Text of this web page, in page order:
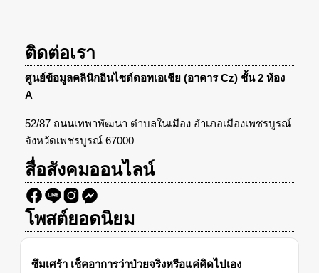
ติดต่อเรา
ศูนย์ข้อมูลคลินิกอินไซด์ดอทเอเชีย (อาคาร Cz) ชั้น 2 ห้อง
A
52/87 ถนนเทพาพัฒนา ตำบลในเมือง อำเภอเมืองเพชรบูรณ์
จังหวัดเพชรบูรณ์ 67000
สื่อสังคมออนไลน์
โพสต์ยอดนิยม
ซึมเศร้า เช็คอาการว่าป่วยจริงหรือแค่คิดไปเอง